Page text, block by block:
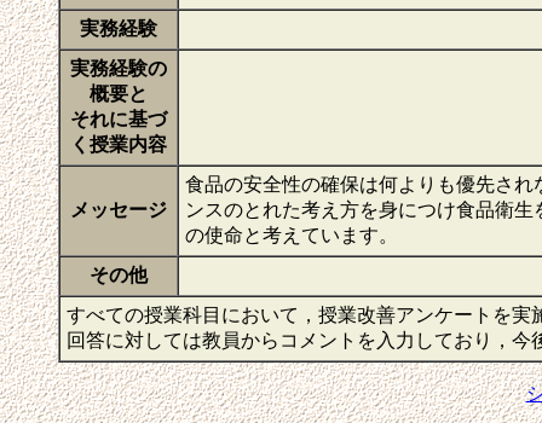
実務経験
実務経験の
概要と
それに基づ
く授業内容
メッセージ
食品の安全性の確保は何よりも優先さ
ンスのとれた考え方を身につけ食品衛
の使命と考えています。
その他
すべての授業科目において，授業改善アンケートを
回答に対しては教員からコメントを入力しており，